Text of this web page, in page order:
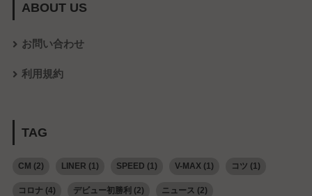
ABOUT US
お問い合わせ
利用規約
TAG
CM (2) LINER (1) SPEED (1) V-MAX(1) コツ (1)
コロナ(4) デビュー初勝利 (2) ニュース (2)